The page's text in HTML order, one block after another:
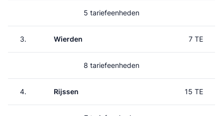
5 tariefeenheden
3. Wierden 7 TE
8 tariefeenheden
4. Rijssen 15 TE